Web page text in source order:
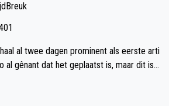
al twee dagen prominent als eerste arti
al gênant dat het geplaatst is, maar dit is